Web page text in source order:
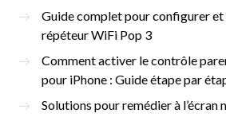
Guide complet pour configurer
répéteur WiFi Pop 3
Comment activer le contrôle
pour iPhone : Guide étape par
Solutions pour remédier à l’écran